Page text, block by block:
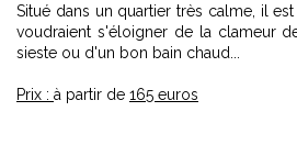
Situé dans un quartier très calme, il
voudraient s'éloigner de la clameur
sieste ou d'un bon bain chaud...
Prix : à partir de 165 euros